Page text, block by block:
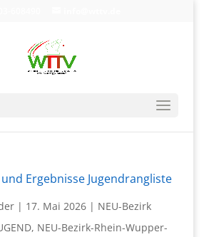
Ergebnisse Jugendrangliste
| 17. Mai 2026| NEU-Bezirk
, NEU-Bezirk-Rhein-Wupper-